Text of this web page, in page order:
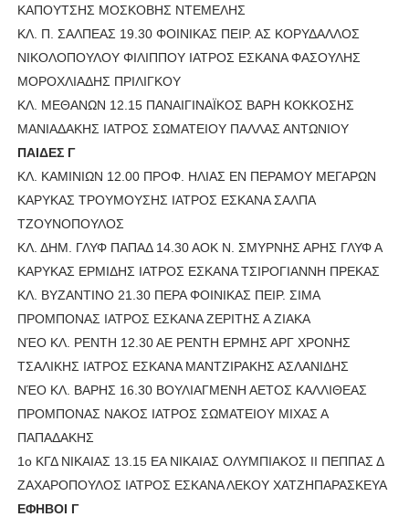
ΚΑΠΟΥΤΣΗΣ ΜΟΣΚΟΒΗΣ ΝΤΕΜΕΛΗΣ
ΚΛ. Π. ΣΑΛΠΕΑΣ 19.30 ΦΟΙΝΙΚΑΣ ΠΕΙΡ. ΑΣ ΚΟΡΥΔΑΛΛΟΣ
ΝΙΚΟΛΟΠΟΥΛΟΥ ΦΙΛΙΠΠΟΥ ΙΑΤΡΟΣ ΕΣΚΑΝΑ ΦΑΣΟΥΛΗΣ
ΜΟΡΟΧΛΙΑΔΗΣ ΠΡΙΛΙΓΚΟΥ
ΚΛ. ΜΕΘΑΝΩΝ 12.15 ΠΑΝΑΙΓΙΝΑΪΚΟΣ ΒΑΡΗ ΚΟΚΚΟΣΗΣ
ΜΑΝΙΑΔΑΚΗΣ ΙΑΤΡΟΣ ΣΩΜΑΤΕΙΟΥ ΠΑΛΛΑΣ ΑΝΤΩΝΙΟΥ
ΠΑΙΔΕΣ Γ
ΚΛ. ΚΑΜΙΝΙΩΝ 12.00 ΠΡΟΦ. ΗΛΙΑΣ ΕΝ ΠΕΡΑΜΟΥ ΜΕΓΑΡΩΝ
ΚΑΡΥΚΑΣ ΤΡΟΥΜΟΥΣΗΣ ΙΑΤΡΟΣ ΕΣΚΑΝΑ ΣΑΛΠΑ
ΤΖΟΥΝΟΠΟΥΛΟΣ
ΚΛ. ΔΗΜ. ΓΛΥΦ ΠΑΠΑΔ 14.30 ΑΟΚ Ν. ΣΜΥΡΝΗΣ ΑΡΗΣ ΓΛΥΦ Α
ΚΑΡΥΚΑΣ ΕΡΜΙΔΗΣ ΙΑΤΡΟΣ ΕΣΚΑΝΑ ΤΣΙΡΟΓΙΑΝΝΗ ΠΡΕΚΑΣ
ΚΛ. ΒΥΖΑΝΤΙΝΟ 21.30 ΠΕΡΑ ΦΟΙΝΙΚΑΣ ΠΕΙΡ. ΣΙΜΑ
ΠΡΟΜΠΟΝΑΣ ΙΑΤΡΟΣ ΕΣΚΑΝΑ ΖΕΡΙΤΗΣ Α ΖΙΑΚΑ
ΝΈΟ ΚΛ. ΡΕΝΤΗ 12.30 ΑΕ ΡΕΝΤΗ ΕΡΜΗΣ ΑΡΓ ΧΡΟΝΗΣ
ΤΣΑΛΙΚΗΣ ΙΑΤΡΟΣ ΕΣΚΑΝΑ ΜΑΝΤΖΙΡΑΚΗΣ ΑΣΛΑΝΙΔΗΣ
ΝΈΟ ΚΛ. ΒΑΡΗΣ 16.30 ΒΟΥΛΙΑΓΜΕΝΗ ΑΕΤΟΣ ΚΑΛΛΙΘΕΑΣ
ΠΡΟΜΠΟΝΑΣ ΝΑΚΟΣ ΙΑΤΡΟΣ ΣΩΜΑΤΕΙΟΥ ΜΙΧΑΣ Α
ΠΑΠΑΔΑΚΗΣ
1ο ΚΓΔ ΝΙΚΑΙΑΣ 13.15 ΕΑ ΝΙΚΑΙΑΣ ΟΛΥΜΠΙΑΚΟΣ ΙΙ ΠΕΠΠΑΣ Δ
ΖΑΧΑΡΟΠΟΥΛΟΣ ΙΑΤΡΟΣ ΕΣΚΑΝΑ ΛΕΚΟΥ ΧΑΤΖΗΠΑΡΑΣΚΕΥΑ
ΕΦΗΒΟΙ Γ